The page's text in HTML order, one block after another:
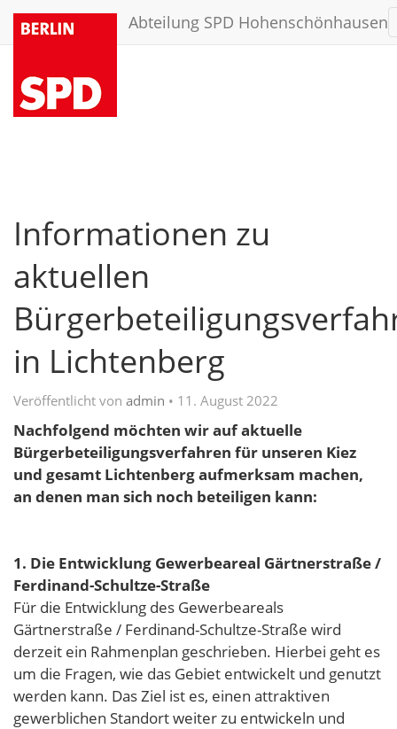
Abteilung SPD Hohenschönhausen
Informationen zu
aktuellen
in Lichtenberg
Veröffentlicht von admin • 11. August 2022
Nachfolgend möchten wir auf aktuelle
Bürgerbeteiligungsverfahren für unseren Kiez
und gesamt Lichtenberg aufmerksam machen,
an denen man sich noch beteiligen kann:
1. Die Entwicklung Gewerbeareal Gärtnerstraße /
Ferdinand-Schultze-Straße
Für die Entwicklung des Gewerbeareals
Gärtnerstraße / Ferdinand-Schultze-Straße wird
derzeit ein Rahmenplan geschrieben. Hierbei geht es
um die Fragen, wie das Gebiet entwickelt und genutzt
werden kann. Das Ziel ist es, einen attraktiven
gewerblichen Standort weiter zu entwickeln und